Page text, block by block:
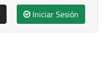
Iniciar Sesión